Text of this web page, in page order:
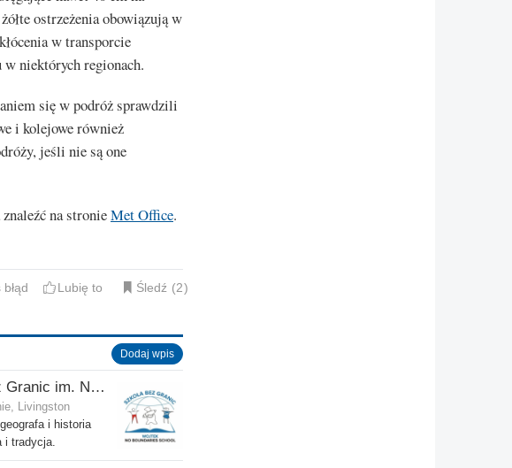
ostrzeżenia obowiązują w
w transporcie
niektórych regionach.
się w podróż sprawdzili
i kolejowe również
jeśli nie są one
na stronieMet Office.
błąd Lubię to Śledź 2
Dodaj wpis
Szkoła bez Granic im. Niedźwiedzia Wojtka
Livingston
i historia
i tradycja.